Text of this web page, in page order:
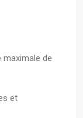
maximale de
et